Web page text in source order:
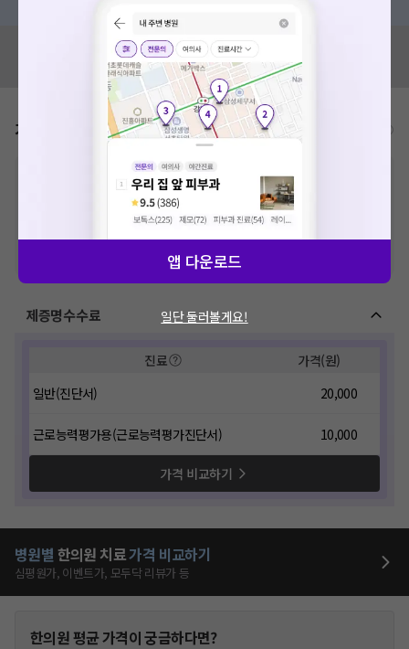
혹시 잘못된 병원정보가 있나요?
모두닥 팀에 알려주세요!
가격표 비급여/급여 진료란?
추가비용 등으로 실제 가격과 상이할 수 있으니, 정확
한 가격은 해당 의료기관에 직접 문의해주세요.
건강보험심사평가원
에 고지되어 있는 급여 진료 기준 가
격입니다. (진료와 연관된 복합적인 비용이 추가되어, 병원마다 금액이 다르게
산정될 수 있는 점 참고 바랍니다.)
VAT 포함
제증명수수료
진료
가격(원)
일반(진단서)
20,000
근로능력평가용(근로능력평가진단서) 10,000
가격 비교하기
병원별 한의원 치료가격 비교하기
심평원가, 이벤트가, 모두닥 리뷰가 등
한의원평균 가격이 궁금하다면?
앱 다운로드
일단 둘러볼게요!